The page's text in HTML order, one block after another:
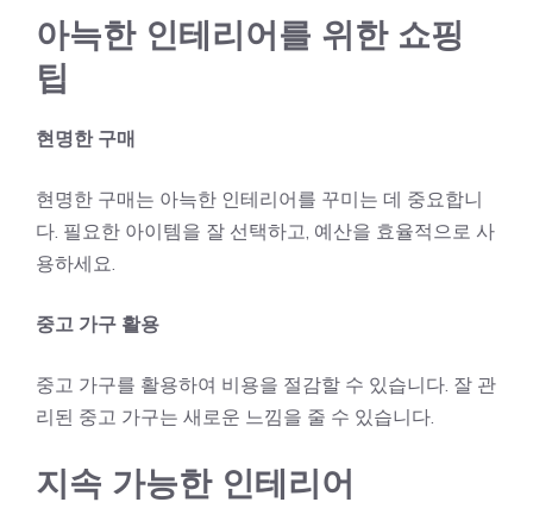
아늑한 인테리어를 위한 쇼핑
팁
현명한 구매
현명한 구매는 아늑한 인테리어를 꾸미는 데 중요합니
다. 필요한 아이템을 잘 선택하고, 예산을 효율적으로 사
용하세요.
중고 가구 활용
중고 가구를 활용하여 비용을 절감할 수 있습니다. 잘 관
리된 중고 가구는 새로운 느낌을 줄 수 있습니다.
지속 가능한 인테리어